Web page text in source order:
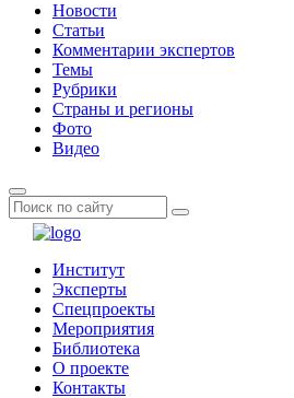
Новости
Статьи
Комментарии экспертов
Темы
Рубрики
Страны и регионы
Фото
Видео
Институт
Эксперты
Спецпроекты
Мероприятия
Библиотека
О проекте
Контакты